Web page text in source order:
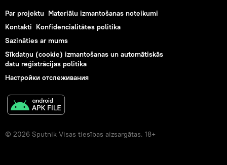
Par projektu Materiālu izmantošanas noteikumi
Kontakti Konfidencialitātes politika
Sazināties ar mums
Sīkdatņu (cookie) izmantošanas un automātiskās
datu reģistrācijas politika
Настройки отслеживания
© 2026 Sputnik Visas tiesības aizsargātas. 18+